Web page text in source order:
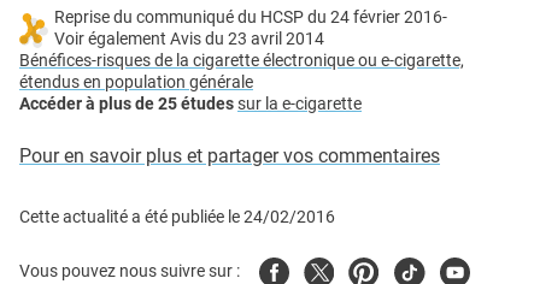
Reprise du communiqué du HCSP du 24 février 2016-
Voir également Avis du 23 avril 2014
Bénéfices-risques de la cigarette électronique ou e-cigarette,
étendus en population générale
Accéder à plus de 25 étudessur la e-cigarette
Pour en savoir plus et partager vos commentaires
Cette actualité a été publiée le24/02/2016
Vous pouvez nous suivre sur : FacebookTwitterPinterest
TiktokYoutube